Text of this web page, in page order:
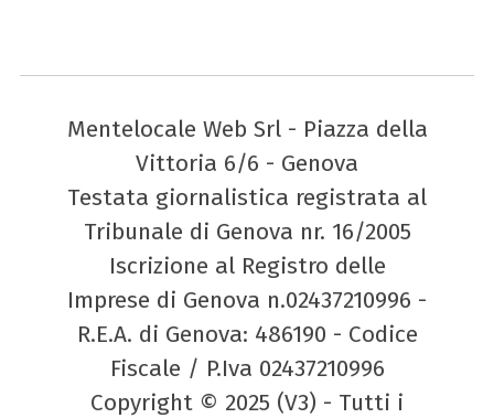
Mentelocale Web Srl - Piazza della
Vittoria 6/6 - Genova
Testata giornalistica registrata al
Tribunale di Genova nr. 16/2005
Iscrizione al Registro delle
Imprese di Genova n.02437210996 -
R.E.A. di Genova: 486190 - Codice
Fiscale / P.Iva 02437210996
Copyright © 2025 (V3) - Tutti i